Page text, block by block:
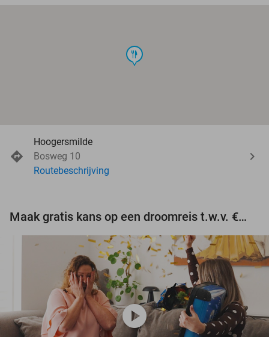
food
Hoogersmilde
Bosweg 10
Routebeschrijving
Maak gratis kans op een droomreis t.w.v. €3.000!
play_circle